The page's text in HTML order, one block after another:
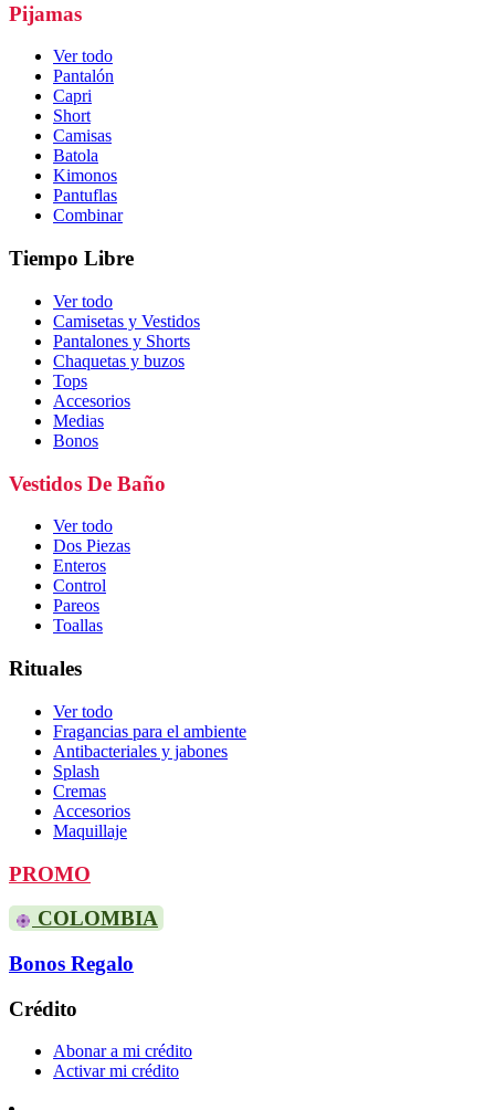
Pijamas
Ver todo
Pantalón
Capri
Short
Camisas
Batola
Kimonos
Pantuflas
Combinar
Tiempo Libre
Ver todo
Camisetas y Vestidos
Pantalones y Shorts
Chaquetas y buzos
Tops
Accesorios
Medias
Bonos
Vestidos De Baño
Ver todo
Dos Piezas
Enteros
Control
Pareos
Toallas
Rituales
Ver todo
Fragancias para el ambiente
Antibacteriales y jabones
Splash
Cremas
Accesorios
Maquillaje
PROMO
COLOMBIA
Bonos Regalo
Crédito
Abonar a mi crédito
Activar mi crédito